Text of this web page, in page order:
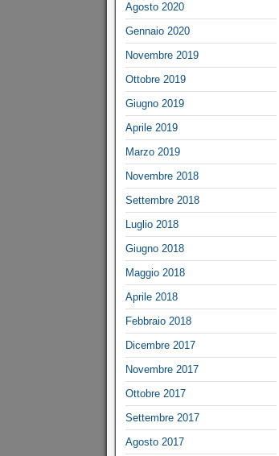
Agosto 2020
Gennaio 2020
Novembre 2019
Ottobre 2019
Giugno 2019
Aprile 2019
Marzo 2019
Novembre 2018
Settembre 2018
Luglio 2018
Giugno 2018
Maggio 2018
Aprile 2018
Febbraio 2018
Dicembre 2017
Novembre 2017
Ottobre 2017
Settembre 2017
Agosto 2017